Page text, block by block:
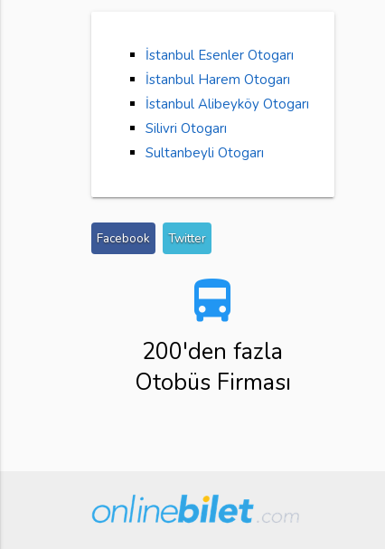
İstanbul Esenler Otogarı
İstanbul Harem Otogarı
İstanbul Alibeyköy Otogarı
Silivri Otogarı
Sultanbeyli Otogarı
Facebook Twitter
directions_bus
200'den fazla
Otobüs Firması